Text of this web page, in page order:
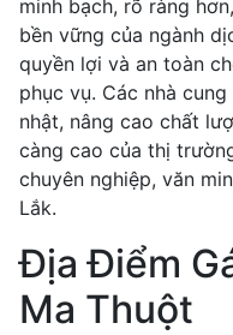
minh bạch, rõ ràng
bền vững của ngành
quyền lợi và an toàn
phục vụ. Các nhà
nhật, nâng cao chất
càng cao của thị
chuyên nghiệp, văn
Lắk.
Địa Điểm
Ma Thuột